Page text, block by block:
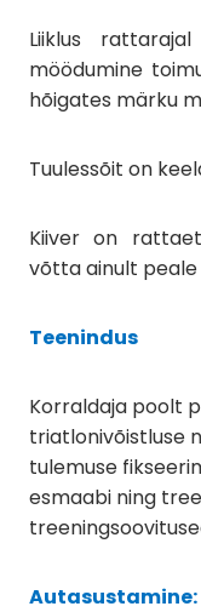
Liiklus
möödumine
hõigates märku
Tuulessõit on
Kiiver on
võtta ainult
Teenindus
Korraldaja poolt
triatlonivõistluse
tulemuse
esmaabi ning
Autasustamine: